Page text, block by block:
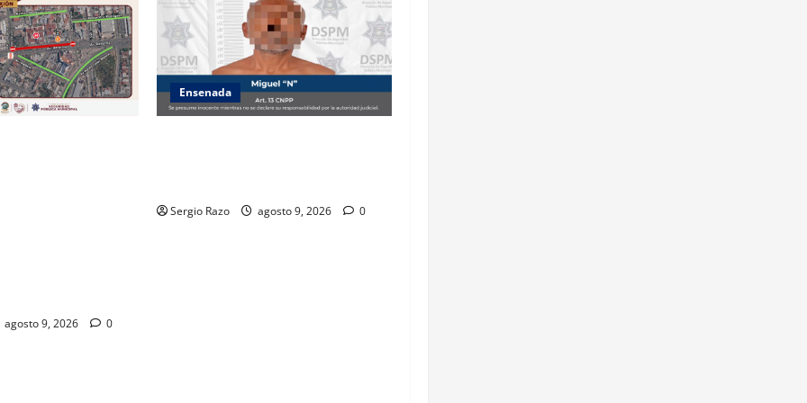
agosto 9, 2026 0
Ensenada
Sergio Razo agosto 9, 2026 0